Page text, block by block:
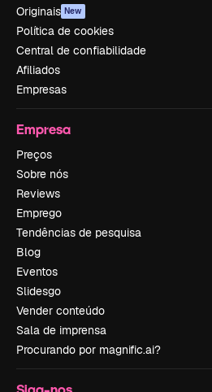
Originais New
Política de cookies
Central de confiabilidade
Afiliados
Empresas
Empresa
Preços
Sobre nós
Reviews
Emprego
Tendências de pesquisa
Blog
Eventos
Slidesgo
Vender conteúdo
Sala de imprensa
Procurando por magnific.ai?